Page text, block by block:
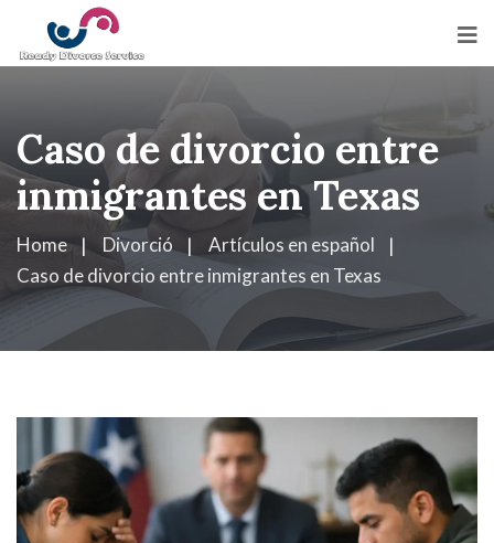
Caso de divorcio entre
inmigrantes en Texas
Home Divorció
Artículos en español
Caso de divorcio entre inmigrantes en Texas